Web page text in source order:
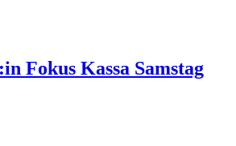
Fokus Kassa Samstag